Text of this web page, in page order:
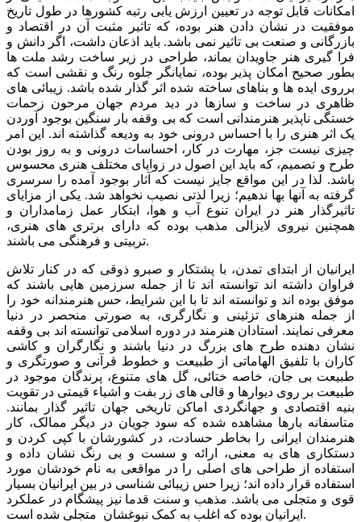
امکانات قابل توجه در تعیین ارزش یابی رتبه کشورها در طول تاریخ
موفقیت در نشان دادن هنر بوده، که تاثیر مثبت آن در اقتصاد و
بازرگانی و صنعت بی تاثیر نمی باشد. باید اذعان داشت، اگر دانش و
فرا گیری هنر جاویدان بماند، طراحی در زیر ساخت رشد ملت ها
بطور صحیح امکان پذیر بوده، نمایانگر جلوه رنگ و نقشی است که
برروی ایده ها و بناهای ساخته شده اثر گذار شده باشد. زیبائی های
ظاهری در ساخت و سازها در دید مردم جهان مرحون زحمات
خستگی ناپذیر هنرمندانی است که بی وقفه بار سنگین بوجود آوردن
یک اثر هنری را با احساس درونی خود به ودیعه گذاشته اند. این امر
چیزی نیست جز، مهارت در کار، احساسات درونی و به روز بودن
طرح و تصمیم، که باید این اصول در زوایای مختلف هنری محسوس
باشد. لذا در این مواقع جایز نیست که آثار بوجود آمده را سرسری
گرفته به آنها بها ندهیم؛ زیرا لذتی نصیب نخواهد شد. یکی از مزایای
تاثیرگذار هنر در ایران تنوع آب و هوا، ابتکار عمل زمامداران و
همچنین نیروی لایزالی مذهب بوده که دارای برتری های هنری،
تربیتی و فرهنگی می باشند.
ایرانیان از ابتدای تمدن، با پشتکار و صبرو ذوقی که در کنار تلاش
فراوان داشته اند توانسته اند تا از جمله سرزمین هایی باشند که
موفق بوده اند و توانسته اند تا با این شرایط، حس هنرمندانه خود را
از جمله هنرهای تزئینی و نگارگری، به صورتی منحصر در دنیا
معرفی نمایند. استادان هنرمند در دوره اسلامی توانسته اند بی وقفه
نشان دهنده طرح های بزرگ در دنیا باشند و نگارگران و کاشی
کاران با تلفیق الهاماتی از طبیعت و خطوط قرآنی و صورتگری و
طبیعت بی جان، خاصه ختائی، گل های متنوع، پرندگان موجود در
طبیعت بر روی دیوارها و قالی های زر بفت و اشیاء قیمتی در تقویت
بنیه اقتصادی و جهانگردی اماکن تاریخی جهان تاثیر گذار بمانند.
متاسفانه بارها مشاهده شده که سود جویان در دیگر ممالک، کار
هنرمندان ایرانی را بخاطر حسادت، در کشورشان با کپی کردن و
دستکاری های به معنی، ارائه و سست و بی رنگ نشان داده و
استفاده از طراحی های اصلی را در مواقعی به نام خودشان مورد
استفاده قرار داده اند؛ زیرا حس زیبائی شناسی در بین ایرانیان بسیار
قوی و متجلی می باشد. مذهب و سنت قدما نیز پیشگام در عملکرد
ایرانیان بوده که اغلب به کمک نبوغشان متجلی شده است.